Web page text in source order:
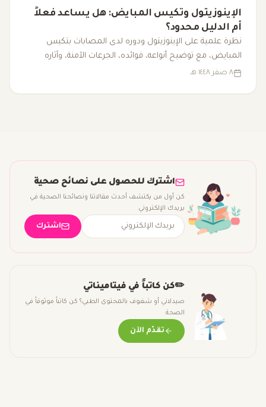
الإينوزيتول وتكيس المبايض: هل يساعد فعلاً
أم الدليل محدود؟
نظرة علمية على الإينوزيتول ودوره لدى المصابات بتكيس
المبايض، مع توضيح أنواعه، فوائده، الجرعات الآمنة، وآثاره
الجانبية.
٨ صفر ١٤٤٨ هـ
اشترك للحصول على نصائح صحية
كن أول من يكتشف أحدث مقالاتنا ونصائحنا الصحية في
بريدك الإلكتروني
اشترك
✏️كن كاتباً في فيتاميناتي
صيدلاني أو شغوف بالمحتوى الطبي؟ كن كاتباً موثوقاً في
الصحة
تقدّم الآن